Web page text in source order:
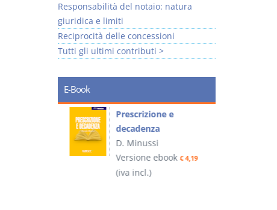
Responsabilità del notaio: natura
giuridica e limiti
Reciprocità delle concessioni
Tutti gli ultimi contributi >
E-Book
Prescrizione e
decadenza
D. Minussi
Versione ebook € 4,19
(iva incl.)